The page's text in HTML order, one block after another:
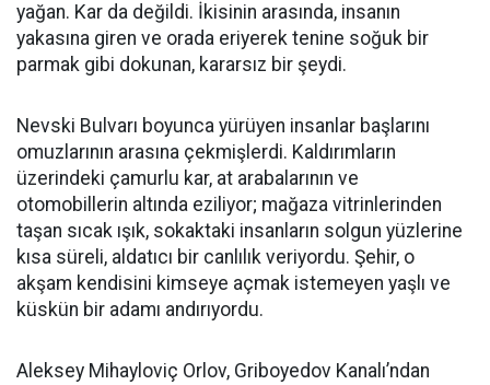
yağan. Kar da değildi. İkisinin arasında, insanın
yakasına giren ve orada eriyerek tenine soğuk bir
parmak gibi dokunan, kararsız bir şeydi.
Nevski Bulvarı boyunca yürüyen insanlar başlarını
omuzlarının arasına çekmişlerdi. Kaldırımların
üzerindeki çamurlu kar, at arabalarının ve
otomobillerin altında eziliyor; mağaza vitrinlerinden
taşan sıcak ışık, sokaktaki insanların solgun yüzlerine
kısa süreli, aldatıcı bir canlılık veriyordu. Şehir, o
akşam kendisini kimseye açmak istemeyen yaşlı ve
küskün bir adamı andırıyordu.
Aleksey Mihayloviç Orlov, Griboyedov Kanalı’ndan